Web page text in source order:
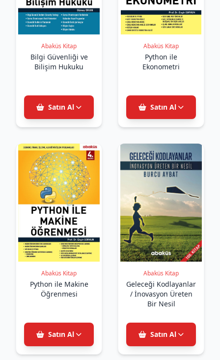
Abaküs Kitap
Bilgi Güvenliği ve
Bilişim Hukuku
Satın Al
Abaküs Kitap
Python ile
Ekonometri
Satın Al
Abaküs Kitap
Python ile Makine
Öğrenmesi
Satın Al
Abaküs Kitap
Geleceği Kodlayanlar
/ İnovasyon Üreten
Bir Nesil
Satın Al